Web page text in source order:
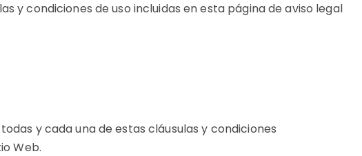
y condiciones de uso incluidas en esta página de aviso legal
y cada una de estas cláusulas y condiciones
Web.